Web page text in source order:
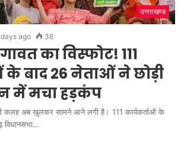
उत्तराखण्ड
ago 36
का विस्फोट! 111
के बाद 26 नेताओं ने छोड़ी
में मचा हड़कंप
कलह अब खुलकर सामने आने लगी है। 111 कार्यकर्ताओं के
विधानसभा…